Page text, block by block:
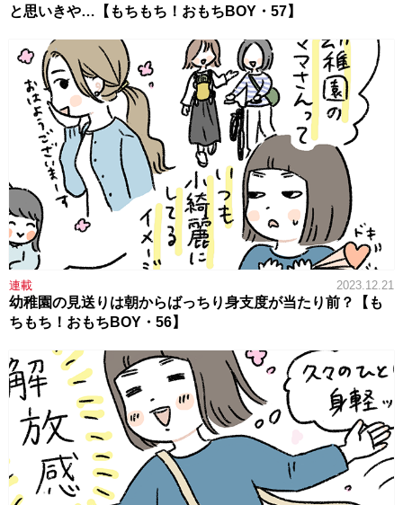
と思いきや…【もちもち！おもちBOY・57】
連載 2023.12.21
幼稚園の見送りは朝からばっちり身支度が当たり前？【も
ちもち！おもちBOY・56】